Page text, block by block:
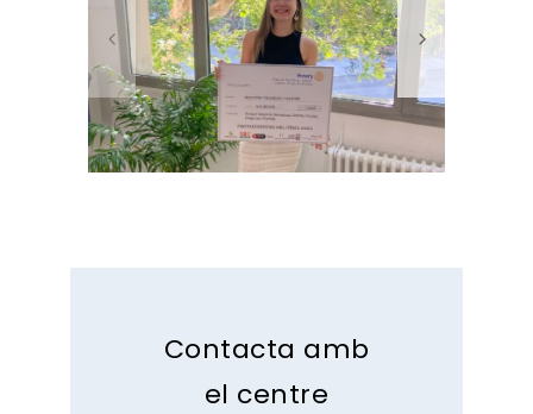
Contacta amb
el centre